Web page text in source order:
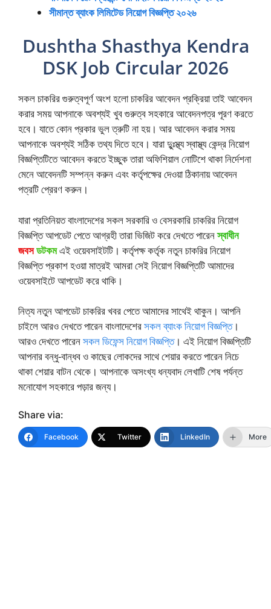
সীমান্ত ব্যাংক লিমিটেড নিয়োগ বিজ্ঞপ্তি ২০২৬
Dushtha Shasthya Kendra
DSK Job Circular 2026
সকল চাকরির গুরুত্বপূর্ণ অংশ হলো চাকরির আবেদন প্রক্রিয়া তাই আবেদন
করার সময় আপনাকে অবশ্যই খুব গুরুত্ব সহকারে আবেদনপত্র পূরণ করতে
হবে। যাতে কোন প্রকার ভুল ত্রুটি না হয়। আর আবেদন করার সময়
আপনাকে অবশ্যই সঠিক তথ্য দিতে হবে। যারা দুুঃস্থ্য স্বাস্থ্য কেন্দ্র নিয়োগ
বিজ্ঞপ্তিটিতে আবেদন করতে ইচ্ছুক তারা অফিশিয়াল নোটিশে থাকা নির্দেশনা
মেনে আবেদনটি সম্পন্ন করুন এবং কর্তৃপক্ষের দেওয়া ঠিকানায় আবেদন
পত্রটি প্রেরণ করুন।
যারা প্রতিনিয়ত বাংলাদেশের সকল সরকারি ও বেসরকারি চাকরির নিয়োগ
বিজ্ঞপ্তি আপডেট পেতে আগ্রহী তারা ভিজিট করে দেখতে পারেনস্বাধীন
জবসডটকমএই ওয়েবসাইটটি। কর্তৃপক্ষ কর্তৃক নতুন চাকরির নিয়োগ
বিজ্ঞপ্তি প্রকাশ হওয়া মাত্রই আমরা সেই নিয়োগ বিজ্ঞপ্তিটি আমাদের
ওয়েবসাইটে আপডেট করে থাকি।
নিত্য নতুন আপডেট চাকরির খবর পেতে আমাদের সাথেই থাকুন। আপনি
চাইলে আরও দেখতে পারেন বাংলাদেশেরসকল ব্যাংক নিয়োগ বিজ্ঞপ্তি।
আরও দেখতে পারেনসকল ডিফেন্স নিয়োগ বিজ্ঞপ্তি। এই নিয়োগ বিজ্ঞপ্তিটি
আপনার বন্ধু-বান্ধব ও কাছের লোকদের সাথে শেয়ার করতে পারেন নিচে
থাকা শেয়ার বাটন থেকে। আপনাকে অসংখ্য ধন্যবাদ লেখাটি শেষ পর্যন্ত
মনোযোগ সহকারে পড়ার জন্য।
Share via:
Facebook Twitter LinkedIn More